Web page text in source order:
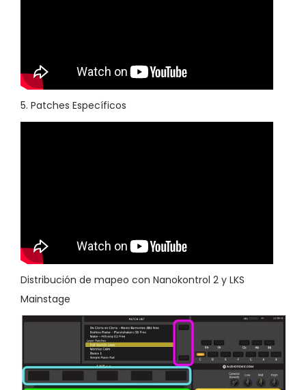
5. Patches Específicos
Distribución de mapeo con Nanokontrol 2 y LKS
Mainstage